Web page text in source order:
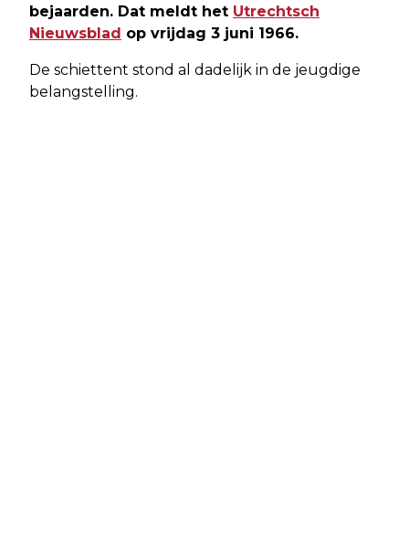
bejaarden. Dat meldt het Utrechtsch
Nieuwsblad op vrijdag 3 juni 1966.
De schiettent stond al dadelijk in de jeugdige
belangstelling.